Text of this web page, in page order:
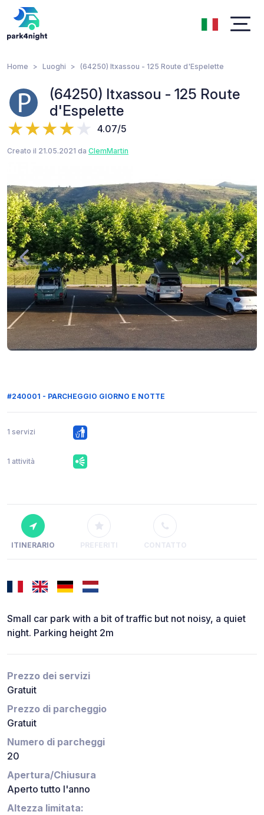
Home Luoghi (64250) Itxassou - 125 Route d'Espelette
(64250) Itxassou - 125 Route
d'Espelette
4.07/5
Creato il 21.05.2021 da ClemMartin
#240001 - PARCHEGGIO GIORNO E NOTTE
1 servizi
1 attività
ITINERARIO PREFERITI CONTATTO
Small car park with a bit of traffic but not noisy, a quiet
night. Parking height 2m
Prezzo dei servizi
Gratuit
Prezzo di parcheggio
Gratuit
Numero di parcheggi
20
Apertura/Chiusura
Aperto tutto l'anno
Altezza limitata: